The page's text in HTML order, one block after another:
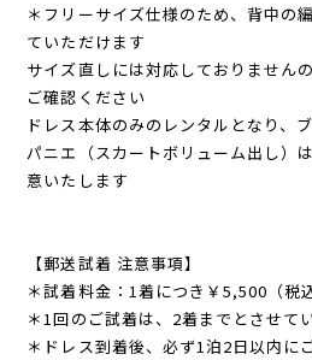
＊フリーサイズ仕様のため、背中の
ていただけます
サイズ直しには対応しておりません
ご確認ください
ドレス本体のみのレンタルとなり、
パニエ（スカートボリューム出し）
意いたします
【郵送試着 注意事項】
＊試着料金：1着につき￥5,500（税込
＊1回のご試着は、2着までとさせて
＊ドレス到着後、必ず1泊2日以内に